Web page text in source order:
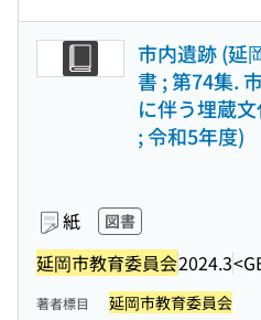
市内遺跡 (延
書 ; 第74集.
に伴う埋蔵
; 令和5年度)
紙 図書
延岡市教育委員会2024.3
著者標目 延岡市教育委員会